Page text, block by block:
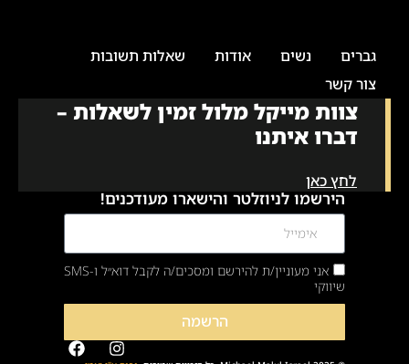
גברים נשים אודות
שאלות תשובות
צור קשר
צוות מייקל מלול זמין לשאלות –
דברו איתנו
לחץ כאן
הירשמו לניוזלטר והישארו מעודכנים!
אני מעוניין/ת להירשם ומסכים/ה לקבל דוא״ל ו-SMS
שיווקי
הרשמה